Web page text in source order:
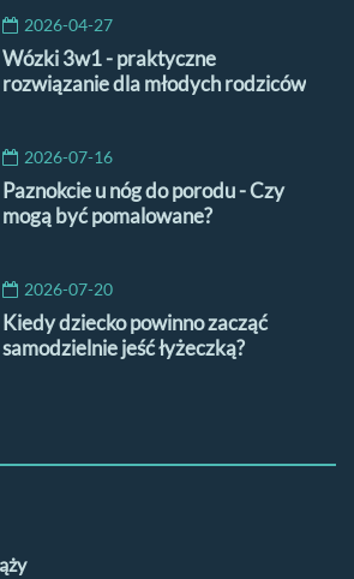
2026-04-27
Wózki 3w1 - praktyczne
rozwiązanie dla młodych rodziców
2026-07-16
Paznokcie u nóg do porodu - Czy
mogą być pomalowane?
2026-07-20
Kiedy dziecko powinno zacząć
samodzielnie jeść łyżeczką?